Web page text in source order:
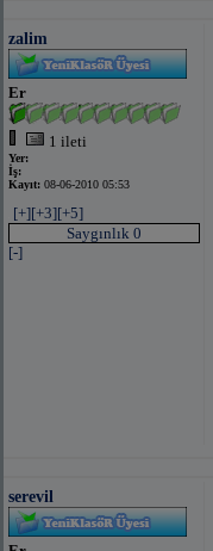
zalim
Er
1 ileti
Yer:
İş:
Kayıt: 08-06-2010 05:53
[+][+3][+5]
Saygınlık 0
[-]
serevil